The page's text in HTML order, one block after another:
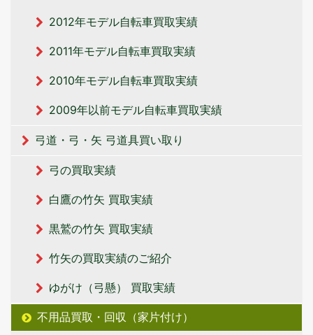
2012年モデル自転車買取実績
2011年モデル自転車買取実績
2010年モデル自転車買取実績
2009年以前モデル自転車買取実績
弓道・弓・矢 弓道具買い取り
弓の買取実績
白鷹の竹矢 買取実績
黒鷲の竹矢 買取実績
竹矢の買取実績のご紹介
ゆがけ（弓懸） 買取実績
不用品買取・回収（家片付け）